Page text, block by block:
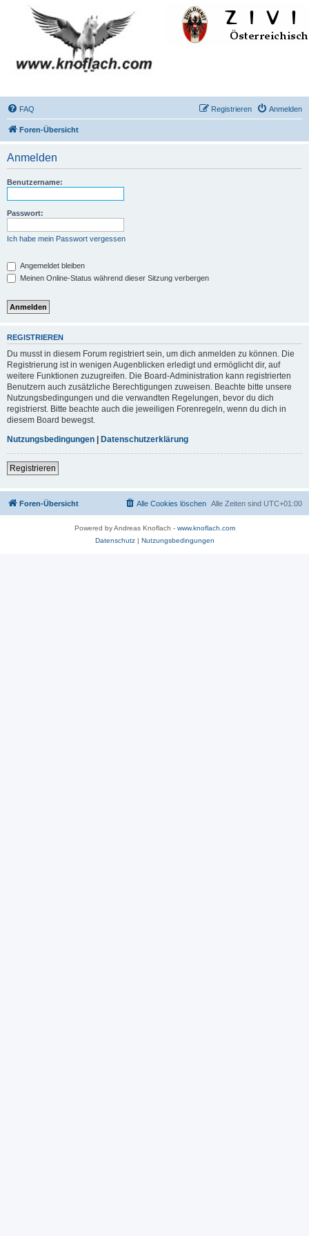
FAQ Anmelden
Registrieren
Foren-Übersicht
Anmelden
Benutzername:
Passwort:
Ich habe mein Passwort vergessen
Angemeldet bleiben
Meinen Online-Status während dieser Sitzung verbergen
REGISTRIEREN
Du musst in diesem Forum registriert sein, um dich anmelden zu können. Die
Registrierung ist in wenigen Augenblicken erledigt und ermöglicht dir, auf
weitere Funktionen zuzugreifen. Die Board-Administration kann registrierten
Benutzern auch zusätzliche Berechtigungen zuweisen. Beachte bitte unsere
Nutzungsbedingungen und die verwandten Regelungen, bevor du dich
registrierst. Bitte beachte auch die jeweiligen Forenregeln, wenn du dich in
diesem Board bewegst.
Nutzungsbedingungen | Datenschutzerklärung
Registrieren
Foren-Übersicht Alle Zeiten sind UTC+01:00
Alle Cookies löschen
Powered by Andreas Knoflach - www.knoflach.com
Datenschutz| Nutzungsbedingungen